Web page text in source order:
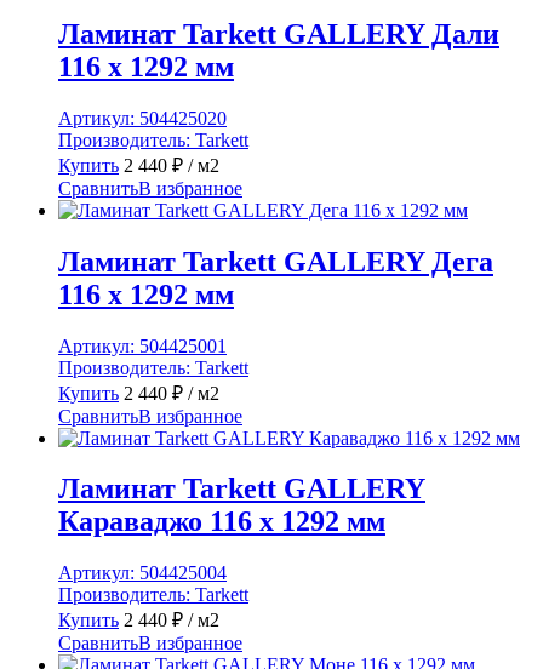
Ламинат Tarkett GALLERY Дали
116 x 1292 мм
Артикул: 504425020
Производитель: Tarkett
Купить 2 440 ₽ / м2
СравнитьВ избранное
Ламинат Tarkett GALLERY Дега
116 x 1292 мм
Артикул: 504425001
Производитель: Tarkett
Купить 2 440 ₽ / м2
СравнитьВ избранное
Ламинат Tarkett GALLERY
Караваджо 116 x 1292 мм
Артикул: 504425004
Производитель: Tarkett
Купить 2 440 ₽ / м2
СравнитьВ избранное